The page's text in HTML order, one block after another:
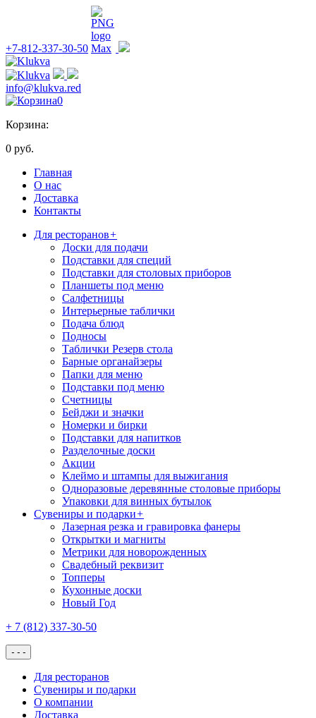
+7-812-337-30-50
info@klukva.red
0
Корзина:
0 руб.
Главная
О нас
Доставка
Контакты
Для ресторанов+
Доски для подачи
Подставки для специй
Подставки для столовых приборов
Планшеты под меню
Салфетницы
Интерьерные таблички
Подача блюд
Подносы
Таблички Резерв стола
Барные органайзеры
Папки для меню
Подставки под меню
Счетницы
Бейджи и значки
Номерки и бирки
Подставки для напитков
Разделочные доски
Акции
Клеймо и штампы для выжигания
Одноразовые деревянные столовые приборы
Упаковки для винных бутылок
Сувениры и подарки+
Лазерная резка и гравировка фанеры
Открытки и магниты
Метрики для новорожденных
Свадебный реквизит
Топперы
Кухонные доски
Новый Год
+ 7 (812) 337-30-50
- - -
Для ресторанов
Сувениры и подарки
О компании
Доставка